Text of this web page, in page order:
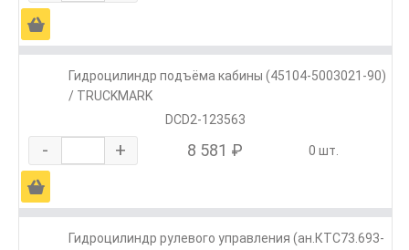
Ä
Гидроцилиндр подъёма кабины (45104-5003021-90)
/ TRUCKMARK
DCD2-123563
- + 8 581 ₽ 0 шт.
Ä
Гидроцилиндр рулевого управления (ан.КТС73.693-